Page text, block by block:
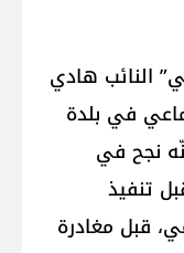
النائب هادي
في بلدة
نجح في
تنفيذ
قبل مغادرة